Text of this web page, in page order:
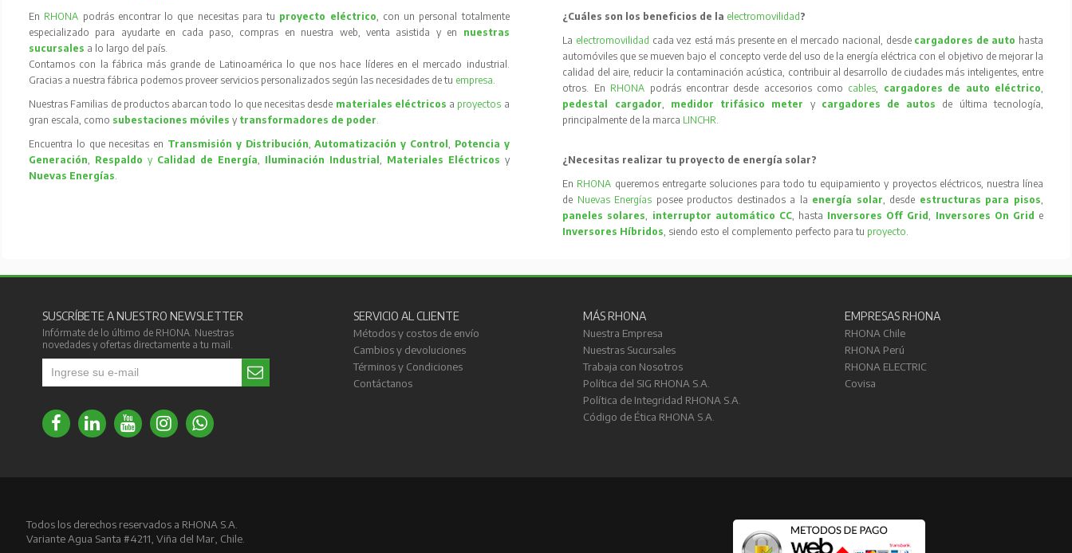
En RHONA podrás encontrar lo que necesitas para tu proyecto eléctrico, con un personal totalmente
especializado para ayudarte en cada paso, compras en nuestra web, venta asistida y en nuestras
sucursales a lo largo del país.
Contamos con la fábrica más grande de Latinoamérica lo que nos hace líderes en el mercado industrial.
Gracias a nuestra fábrica podemos proveer servicios personalizados según las necesidades de tu empresa.
Nuestras Familias de productos abarcan todo lo que necesitas desde materiales eléctricos a proyectos a
gran escala, como subestaciones móvilesy transformadores de poder.
Encuentra lo que necesitas en Transmisión y Distribución,Automatización y Control, Potencia y
Generación, Respaldo y Calidad de Energía, Iluminación Industrial , Materiales Eléctricos y
Nuevas Energías.
¿Cuáles son los beneficios de la electromovilidad ?
La electromovilidad cada vez está más presente en el mercado nacional, desde cargadores de auto hasta
automóviles que se mueven bajo el concepto verde del uso de la energía eléctrica con el objetivo de mejorar la
calidad del aire, reducir la contaminación acústica, contribuir al desarrollo de ciudades más inteligentes, entre
otros. En RHONA podrás encontrar desde accesorios como cables, cargadores de auto eléctrico,
pedestal cargador, medidor trifásico meter y cargadores de autos
de última tecnología,
principalmente de la marca LINCHR.
¿Necesitas realizar tu proyecto de energía solar?
En RHONA queremos entregarte soluciones para todo tu equipamiento y proyectos eléctricos, nuestra línea
de Nuevas Energías posee productos destinados a la energía solar, desde estructuras para pisos,
paneles solares, interruptor automático CC, hasta Inversores Off Grid, Inversores On Grid e
Inversores Híbridos, siendo esto el complemento perfecto para tu proyecto.
SUSCRÍBETE A NUESTRO NEWSLETTER
Infórmate de lo último de RHONA. Nuestras
novedades y ofertas directamente a tu mail.
SERVICIO AL CLIENTE
Métodos y costos de envío
Cambios y devoluciones
Términos y Condiciones
Contáctanos
MÁS RHONA
Nuestra Empresa
Nuestras Sucursales
Trabaja con Nosotros
Política del SIG RHONA S.A.
Política de Integridad RHONA S.A.
Código de Ética RHONA S.A.
EMPRESAS RHONA
RHONA Chile
RHONA Perú
RHONA ELECTRIC
Covisa
Todos los derechos reservados a RHONA S.A.
Variante Agua Santa #4211, Viña del Mar, Chile.